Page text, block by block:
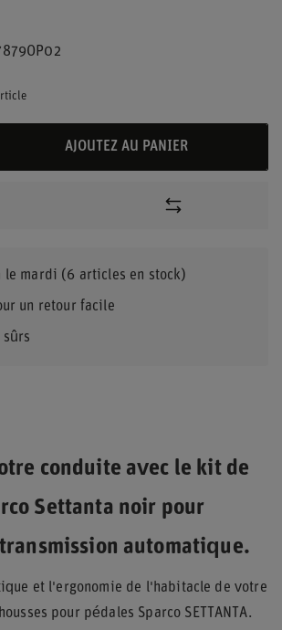
AJOUTEZ AU PANIER
le mardi (6 articles en stock)
un retour facile
sûrs
conduite avec le kit de
Settanta noir pour
automatique.
et l'ergonomie de l'habitacle de votre
pour pédales Sparco SETTANTA.